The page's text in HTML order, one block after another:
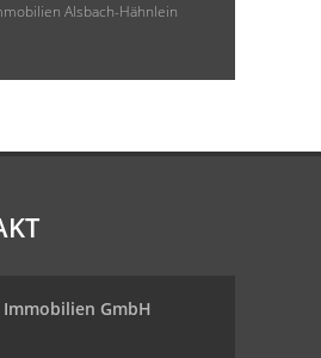
Alsbach-Hähnlein
GmbH